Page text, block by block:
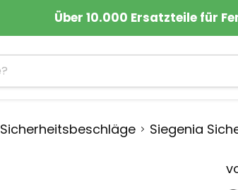
Über 10.000 Ersatzteile für
Sicherheitsbeschläge Siegenia